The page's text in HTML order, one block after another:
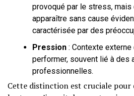
provoqué par le stress,
apparaître sans cause
caractérisée par des
Pression : Contexte
performer, souvent lié à des
professionnelles.
Cette distinction est cruciale